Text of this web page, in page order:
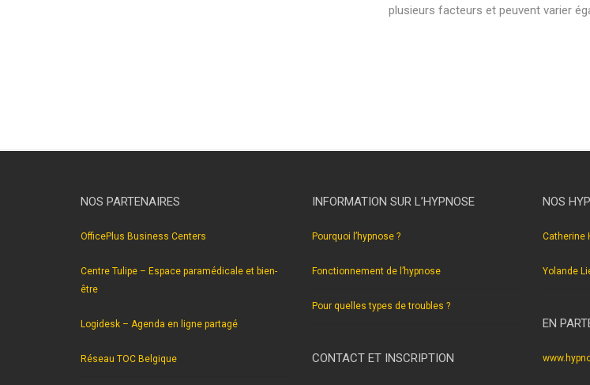
plusieurs facteurs et peuvent varier
NOS PARTENAIRES
OfficePlus Business Centers
Centre Tulipe – Espace paramédicale et bien-
être
Logidesk – Agenda en ligne partagé
Réseau TOC Belgique
INFORMATION SUR L’HYPNOSE
Pourquoi l’hypnose ?
Fonctionnement de l’hypnose
Pour quelles types de troubles ?
CONTACT ET INSCRIPTION
NOS
Catherine
Yolande
EN